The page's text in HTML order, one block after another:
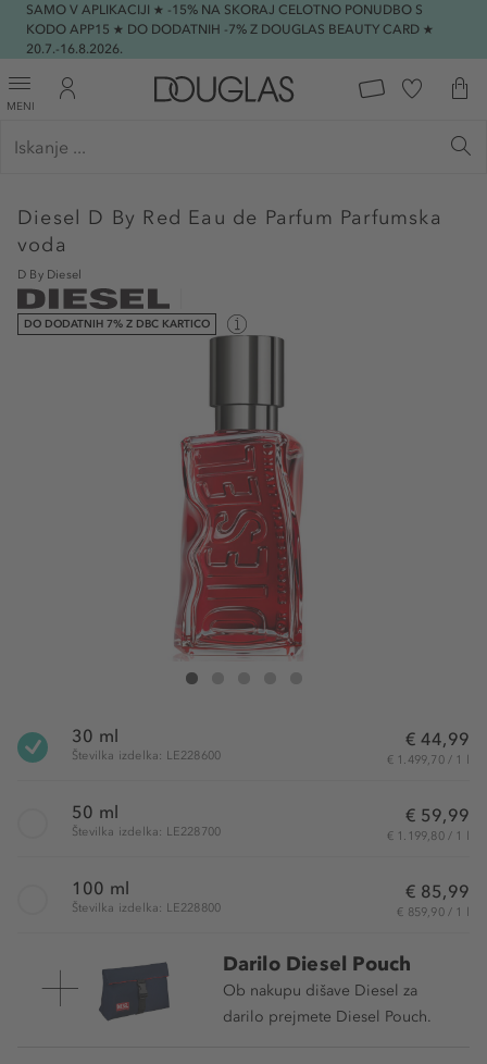
SAMO V APLIKACIJI ★ -15% NA SKORAJ CELOTNO PONUDBO S
KODO APP15 ★ DO DODATNIH -7% Z DOUGLAS BEAUTY CARD ★
20.7.-16.8.2026.
MENI
Diesel D By Red Eau de Parfum Parfumska
voda
D By Diesel
DO DODATNIH 7% Z DBC KARTICO
Diesel D By Diesel Red Eau de Parfum
30 ml
Številka izdelka: LE228600
€ 44,99
€ 1.499,70 / 1 l
50 ml
Številka izdelka: LE228700
€ 59,99
€ 1.199,80 / 1 l
100 ml
Številka izdelka: LE228800
€ 85,99
€ 859,90 / 1 l
Darilo Diesel Pouch
Ob nakupu dišave Diesel za
darilo prejmete Diesel Pouch.